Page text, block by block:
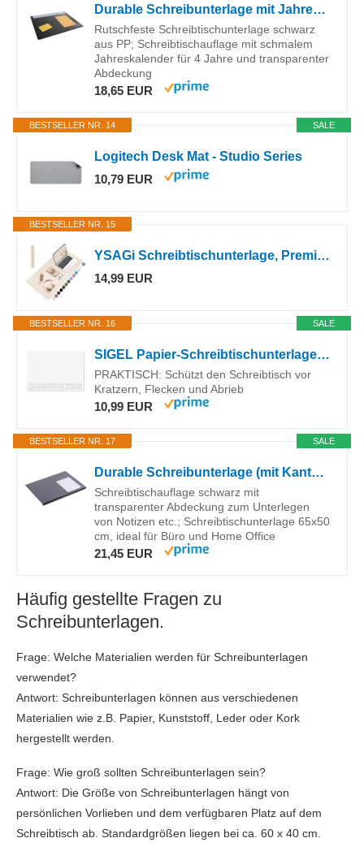
Durable Schreibunterlage mit Jahreskalender, 65 x 50 cm, schwarz, 720201
Rutschfeste Schreibtischunterlage schwarz
aus PP; Schreibtischauflage mit schmalem
Jahreskalender für 4 Jahre und transparenter
Abdeckung
18,65 EUR
SALE
BESTSELLER NR. 14
Logitech Desk Mat - Studio Series
10,79 EUR
BESTSELLER NR. 15
YSAGi Schreibtischunterlage, Premium Leder Mauspad, Beige, 80x40cm
14,99 EUR
SALE
BESTSELLER NR. 16
SIGEL Papier-Schreibtischunterlage DIN A2 Kalender 2026-2028 dotted 30Blatt
PRAKTISCH: Schützt den Schreibtisch vor
Kratzern, Flecken und Abrieb
10,99 EUR
SALE
BESTSELLER NR. 17
Durable Schreibunterlage (mit Kantenschutz, 650 x 500 mm) schwarz, 729301
Schreibtischauflage schwarz mit
transparenter Abdeckung zum Unterlegen
von Notizen etc.; Schreibtischunterlage 65x50
cm, ideal für Büro und Home Office
21,45 EUR
Häufig gestellte Fragen zu
Schreibunterlagen.
Frage: Welche Materialien werden für Schreibunterlagen
verwendet?
Antwort: Schreibunterlagen können aus verschiedenen
Materialien wie z.B. Papier, Kunststoff, Leder oder Kork
hergestellt werden.
Frage: Wie groß sollten Schreibunterlagen sein?
Antwort: Die Größe von Schreibunterlagen hängt von
persönlichen Vorlieben und dem verfügbaren Platz auf dem
Schreibtisch ab. Standardgrößen liegen bei ca. 60 x 40 cm.